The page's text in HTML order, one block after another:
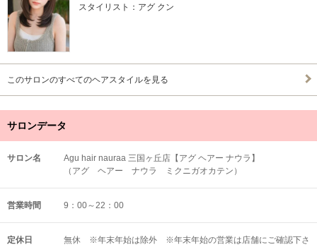
スタイリスト：アグ クン
このサロンのすべてのヘアスタイルを見る
サロンデータ
サロン名
Agu hair nauraa 三国ヶ丘店【アグ ヘアー ナウラ】
（アグ ヘアー ナウラ ミクニガオカテン）
営業時間 9：00～22：00
定休日
無休 ※年末年始は除外 ※年末年始の営業は店舗にご確認下さ